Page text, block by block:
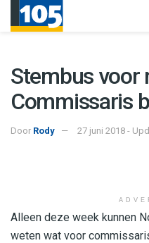
Stembus voor
Commissaris
Door Rody 27 juni 2018 -
Alleen deze week kunnen
weten wat voor